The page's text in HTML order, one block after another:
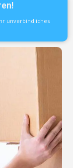
unverbindliches